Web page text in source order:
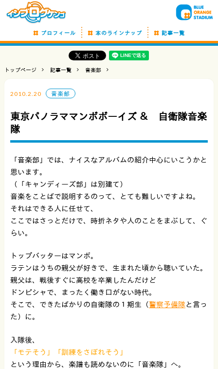
プロフィール 本のラインナップ 記事一覧
トップページ 記事一覧 音楽部
2010.2.20 音楽部
東京パノラママンボボーイズ ＆ 自衛隊音楽
隊
「音楽部」では、ナイスなアルバムの紹介中心にいこうかと
思います。
（「キャンディーズ部」は別建て）
音楽をことばで説明するのって、とても難しいですよね。
それはできる人に任せて、
ここではさっとだけで、時折ネタや人のことをまぶして、ぐ
らい。
トップバッターはマンボ。
ラテンはうちの親父が好きで、生まれた頃から聴いていた。
親父は、戦後すぐに高校を卒業したんだけど
ドンピシャで、まったく働き口がない時代。
そこで、できたばかりの自衛隊の１期生（警察予備隊と言っ
た）に。
入隊後、
「モテそう」「訓練をさぼれそう」
という理由から、楽譜も読めないのに「音楽隊」へ。